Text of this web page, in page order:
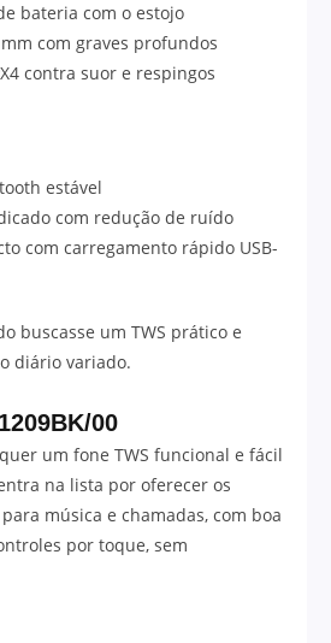
bateria com o estojo
com graves profundos
contra suor e respingos
estável
com redução de ruído
com carregamento rápido USB-
buscasse um TWS prático e
diário variado.
00
um fone TWS funcional e fácil
na lista por oferecer os
música e chamadas, com boa
por toque, sem